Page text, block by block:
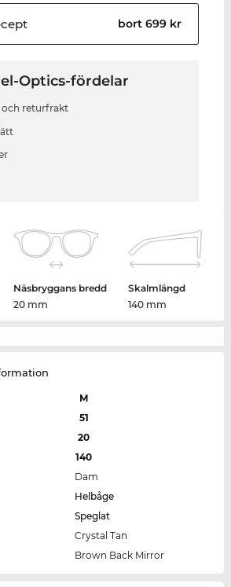
bort 699 kr
Optics-fördelar
returfrakt
Näsbryggans bredd
20 mm
Skalmlängd
140 mm
M
51
20
140
Dam
Helbåge
Speglat
Crystal Tan
Brown Back Mirror